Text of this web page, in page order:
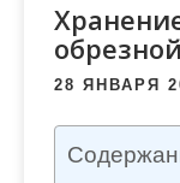
28 ЯНВАРЯ